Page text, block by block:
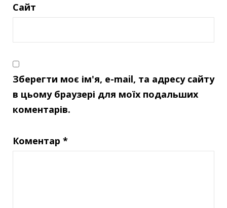
Сайт
Зберегти моє ім'я, e-mail, та адресу сайту
в цьому браузері для моїх подальших
коментарів.
Коментар *